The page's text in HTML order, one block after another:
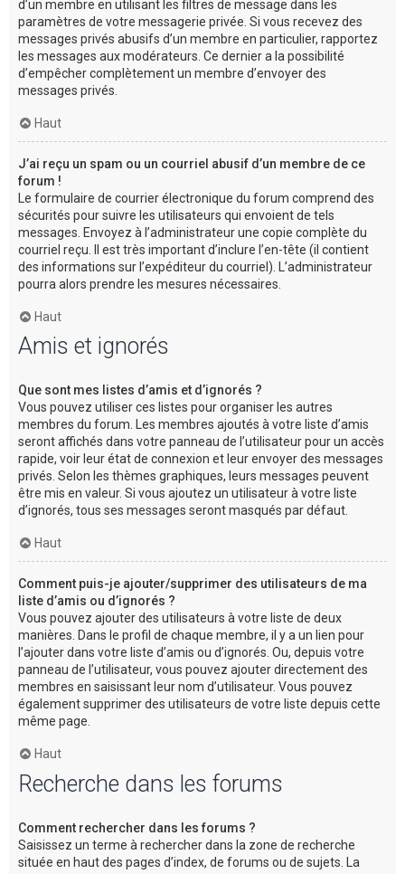
d’un membre en utilisant les filtres de message dans les
paramètres de votre messagerie privée. Si vous recevez des
messages privés abusifs d’un membre en particulier, rapportez
les messages aux modérateurs. Ce dernier a la possibilité
d’empêcher complètement un membre d’envoyer des
messages privés.
Haut
J’ai reçu un spam ou un courriel abusif d’un membre de ce
forum !
Le formulaire de courrier électronique du forum comprend des
sécurités pour suivre les utilisateurs qui envoient de tels
messages. Envoyez à l’administrateur une copie complète du
courriel reçu. Il est très important d’inclure l’en-tête (il contient
des informations sur l’expéditeur du courriel). L’administrateur
pourra alors prendre les mesures nécessaires.
Haut
Amis et ignorés
Que sont mes listes d’amis et d’ignorés ?
Vous pouvez utiliser ces listes pour organiser les autres
membres du forum. Les membres ajoutés à votre liste d’amis
seront affichés dans votre panneau de l’utilisateur pour un accès
rapide, voir leur état de connexion et leur envoyer des messages
privés. Selon les thèmes graphiques, leurs messages peuvent
être mis en valeur. Si vous ajoutez un utilisateur à votre liste
d’ignorés, tous ses messages seront masqués par défaut.
Haut
Comment puis-je ajouter/supprimer des utilisateurs de ma
liste d’amis ou d’ignorés ?
Vous pouvez ajouter des utilisateurs à votre liste de deux
manières. Dans le profil de chaque membre, il y a un lien pour
l’ajouter dans votre liste d’amis ou d’ignorés. Ou, depuis votre
panneau de l’utilisateur, vous pouvez ajouter directement des
membres en saisissant leur nom d’utilisateur. Vous pouvez
également supprimer des utilisateurs de votre liste depuis cette
même page.
Haut
Recherche dans les forums
Comment rechercher dans les forums ?
Saisissez un terme à rechercher dans la zone de recherche
située en haut des pages d’index, de forums ou de sujets. La